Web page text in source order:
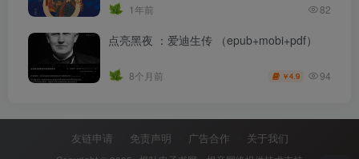
1年前 82
点亮黑夜 ：爱迪生传 （epub+mobi+pdf）
8个月前 ￥4.9 94
友链申请 免责声明 广告合作 关于我们